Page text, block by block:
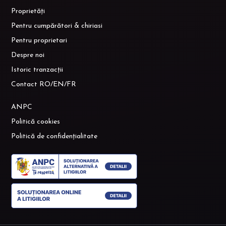
Proprietăți
Pentru cumpărători & chiriasi
Pentru proprietari
Despre noi
Istoric tranzacții
Contact RO/EN/FR
ANPC
Politică cookies
Politică de confidențialitate